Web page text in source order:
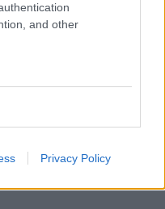
and other
Privacy Policy